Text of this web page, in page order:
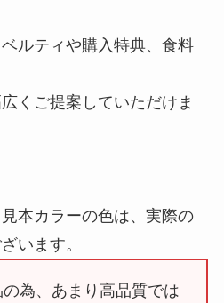
ルティや購入特典、食料
くご提案していただけま
本カラーの色は、実際の
います。
為、あまり高品質では